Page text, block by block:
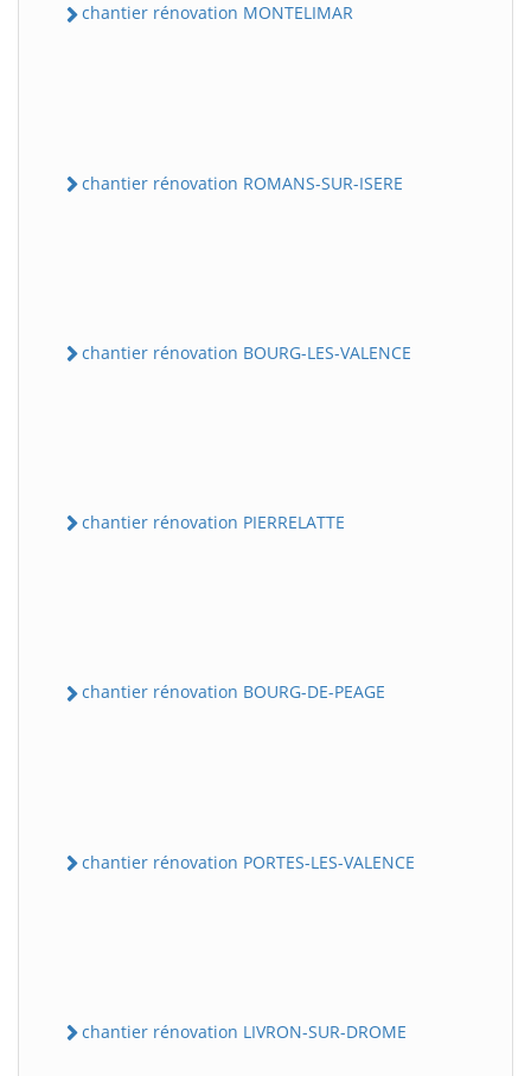
chantier rénovation MONTELIMAR
chantier rénovation ROMANS-SUR-ISERE
chantier rénovation BOURG-LES-VALENCE
chantier rénovation PIERRELATTE
chantier rénovation BOURG-DE-PEAGE
chantier rénovation PORTES-LES-VALENCE
chantier rénovation LIVRON-SUR-DROME